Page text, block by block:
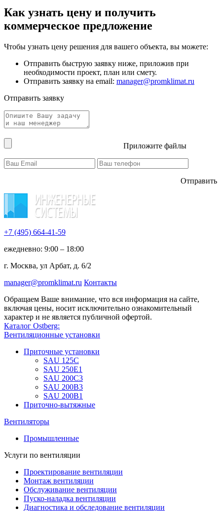
Как узнать цену и получить
коммерческое предложение
Чтобы узнать цену решения для вашего объекта, вы можете:
Отправить быструю заявку ниже, приложив при
необходимости проект, план или смету.
Отправить заявку на email: manager@promklimat.ru
Отправить заявку
Приложите файлы
Отправить
+7 (495) 664-41-59
ежедневно: 9:00 – 18:00
г. Москва, ул Арбат, д. 6/2
manager@promklimat.ru Контакты
Обращаем Ваше внимание, что вся информация на сайте,
включая цены, носит исключительно ознакомительный
характер и не является публичной офертой.
Каталог Ostberg:
Вентиляционные установки
Приточные установки
SAU 125C
SAU 250E1
SAU 200С3
SAU 200B3
SAU 200B1
Приточно-вытяжные
Вентиляторы
Промышленные
Услуги по вентиляции
Проектирование вентиляции
Монтаж вентиляции
Обслуживание вентиляции
Пуско-наладка вентиляции
Диагностика и обследование вентиляции